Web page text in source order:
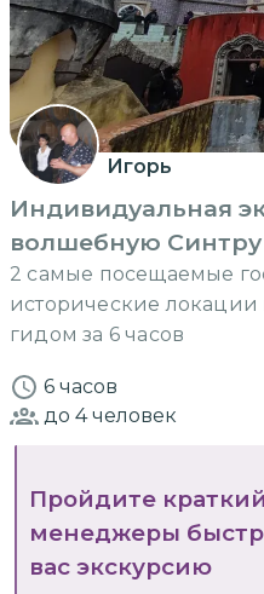
Игорь
Индивидуальная
волшебную Синтру
2 самые посещаемые
исторические
гидом за 6 часов
6 часов
до 4человек
Пройдите
менеджеры
вас экскурсию